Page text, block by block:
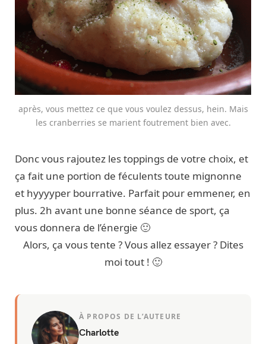
après, vous mettez ce que vous voulez dessus, hein. Mais
les cranberries se marient foutrement bien avec.
Donc vous rajoutez les toppings de votre choix, et
ça fait une portion de féculents toute mignonne
et hyyyyper bourrative. Parfait pour emmener, en
plus. 2h avant une bonne séance de sport, ça
vous donnera de l’énergie 🙂
Alors, ça vous tente ? Vous allez essayer ? Dites
moi tout ! 🙂
À PROPOS DE L’AUTEURE
Charlotte